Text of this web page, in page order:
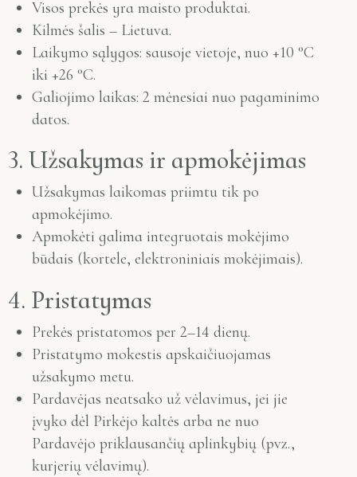
Visos prekės yra maisto produktai.
Kilmės šalis – Lietuva.
Laikymo sąlygos: sausoje vietoje, nuo +10 °C
iki +26 °C.
Galiojimo laikas: 2 mėnesiai nuo pagaminimo
datos.
3. Užsakymas ir apmokėjimas
Užsakymas laikomas priimtu tik po
apmokėjimo.
Apmokėti galima integruotais mokėjimo
būdais (kortele, elektroniniais mokėjimais).
4. Pristatymas
Prekės pristatomos per 2–14 dienų.
Pristatymo mokestis apskaičiuojamas
užsakymo metu.
Pardavėjas neatsako už vėlavimus, jei jie
įvyko dėl Pirkėjo kaltės arba ne nuo
Pardavėjo priklausančių aplinkybių (pvz.,
kurjerių vėlavimų).